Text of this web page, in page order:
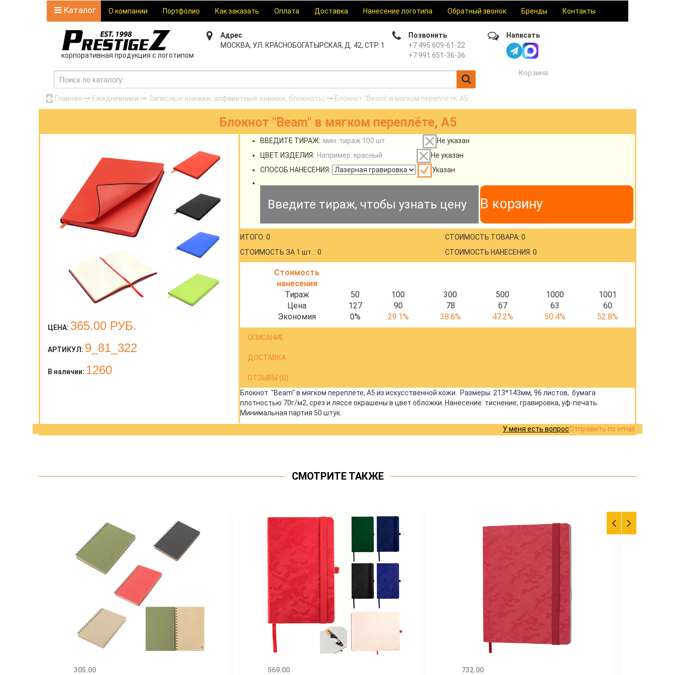
Каталог О компании Портфолио Как заказать Оплата Доставка Нанесение логотипа Обратный звонок Бренды Контакты
корпоративная продукция с логотипом
Адрес
МОСКВА, УЛ. КРАСНОБОГАТЫРСКАЯ, Д. 42, СТР. 1
Позвонить
+7 495 609-61-22
+7 991 651-36-36
Написать
Корзина
Главная Ежедневники Записные книжки, алфавитные книжки, блокноты Блокнот "Beam" в мягком переплёте, A5
Блокнот "Beam" в мягком переплёте, A5
ЦЕНА: 365.00 РУБ.
АРТИКУЛ: 9_81_322
В наличии: 1260
ВВЕДИТЕ ТИРАЖ:
Не указан
ЦВЕТ ИЗДЕЛИЯ:
Не указан
СПОСОБ НАНЕСЕНИЯ:
Указан
Введите тираж, чтобы узнать цену В корзину
ИТОГО: 0
СТОИМОСТЬ ЗА 1 шт. : 0
СТОИМОСТЬ ТОВАРА: 0
СТОИМОСТЬ НАНЕСЕНИЯ: 0
Стоимость
нанесения
Тираж
50 100 300 500 1000
1001
Цена
127 90 78 67 63
60
Экономия
0% 29.1% 38.6% 47.2% 50.4% 52.8%
ОПИСАНИЕ
ДОСТАВКА
ОТЗЫВЫ (0)
Блокнот "Beam" в мягком переплёте, A5 из искусственной кожи. Размеры: 213*143мм, 96 листов, бумага
плотностью 70г/м2, срез и ляссе окрашены в цвет обложки. Нанесение: тиснение, гравировка, уф-печать.
Минимальная партия 50 штук.
Отправить по email
У меня есть вопрос
СМОТРИТЕ ТАКЖЕ
305.00 569.00 732.00